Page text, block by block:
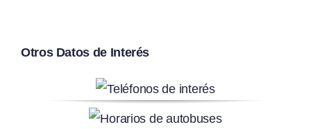
Otros Datos de Interés